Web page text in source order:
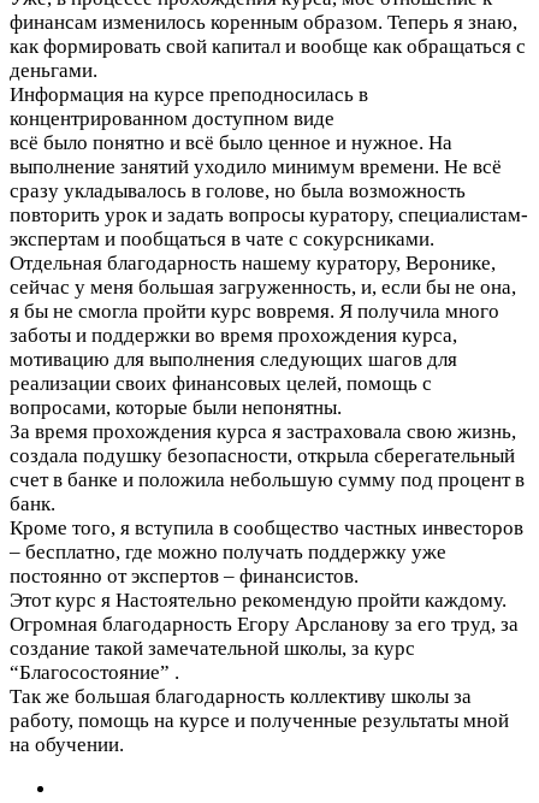
финансам изменилось коренным образом. Теперь я знаю,
как формировать свой капитал и вообще как обращаться с
деньгами.
Информация на курсе преподносилась в
концентрированном доступном виде
всё было понятно и всё было ценное и нужное. На
выполнение занятий уходило минимум времени. Не всё
сразу укладывалось в голове, но была возможность
повторить урок и задать вопросы куратору, специалистам-
экспертам и пообщаться в чате с сокурсниками.
Отдельная благодарность нашему куратору, Веронике,
сейчас у меня большая загруженность, и, если бы не она,
я бы не смогла пройти курс вовремя. Я получила много
заботы и поддержки во время прохождения курса,
мотивацию для выполнения следующих шагов для
реализации своих финансовых целей, помощь с
вопросами, которые были непонятны.
За время прохождения курса я застраховала свою жизнь,
создала подушку безопасности, открыла сберегательный
счет в банке и положила небольшую сумму под процент в
банк.
Кроме того, я вступила в сообщество частных инвесторов
– бесплатно, где можно получать поддержку уже
постоянно от экспертов – финансистов.
Этот курс я Настоятельно рекомендую пройти каждому.
Огромная благодарность Егору Арсланову за его труд, за
создание такой замечательной школы, за курс
“Благосостояние” .
Так же большая благодарность коллективу школы за
работу, помощь на курсе и полученные результаты мной
на обучении.